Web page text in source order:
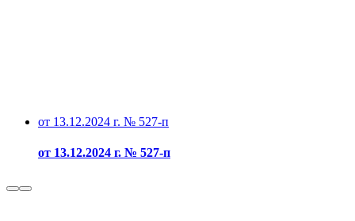
от 13.12.2024 г. № 527-п
от 13.12.2024 г. № 527-п